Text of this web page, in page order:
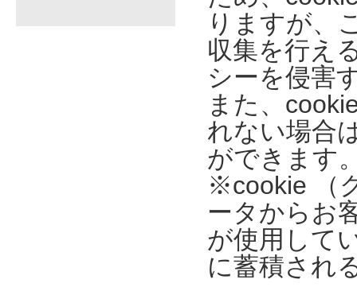
りますが、
収集を行え
シーを侵害
また、
れない場合
ができます
※cookie （
ータからお
が使用して
に蓄積され